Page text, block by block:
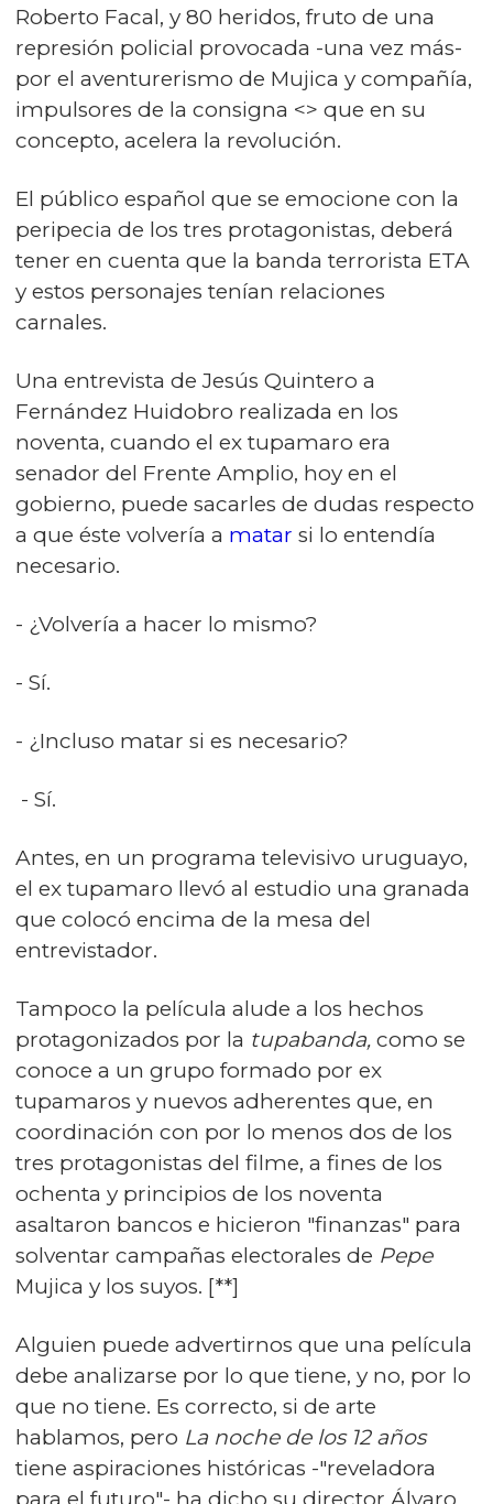
Roberto Facal, y 80 heridos, fruto de una
represión policial provocada -una vez más-
por el aventurerismo de Mujica y compañía,
impulsores de la consigna <> que en su
concepto, acelera la revolución.
El público español que se emocione con la
peripecia de los tres protagonistas, deberá
tener en cuenta que la banda terrorista ETA
y estos personajes tenían relaciones
carnales.
Una entrevista de Jesús Quintero a
Fernández Huidobro realizada en los
noventa, cuando el ex tupamaro era
senador del Frente Amplio, hoy en el
gobierno, puede sacarles de dudas respecto
a que éste volvería a matar si lo entendía
necesario.
- ¿Volvería a hacer lo mismo?
- Sí.
- ¿Incluso matar si es necesario?
- Sí.
Antes, en un programa televisivo uruguayo,
el ex tupamaro llevó al estudio una granada
que colocó encima de la mesa del
entrevistador.
Tampoco la película alude a los hechos
protagonizados por la tupabanda, como se
conoce a un grupo formado por ex
tupamaros y nuevos adherentes que, en
coordinación con por lo menos dos de los
tres protagonistas del filme, a fines de los
ochenta y principios de los noventa
asaltaron bancos e hicieron "finanzas" para
solventar campañas electorales de Pepe
Mujica y los suyos. [**]
Alguien puede advertirnos que una película
debe analizarse por lo que tiene, y no, por lo
que no tiene. Es correcto, si de arte
hablamos, pero La noche de los 12 años
tiene aspiraciones históricas -"reveladora